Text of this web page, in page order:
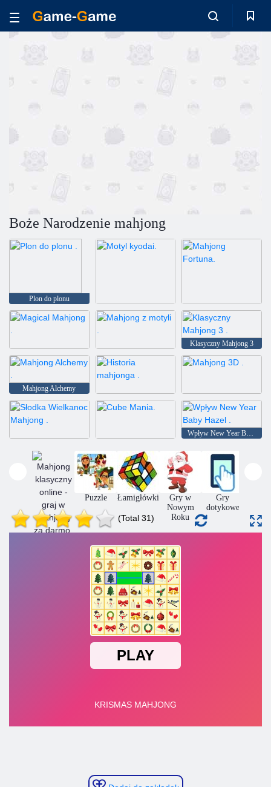
Boże Narodzenie mahjong
Plon do plonu
Motyl kyodai
Mahjong Fortuna
Magical Mahjong Mahjong z motyli
Klasyczny Mahjong 3
Mahjong Alchemy
Historia mahjonga
Mahjong 3D
Wpływ New Year Baby Hazel
dzieci
Puzzle Łamigłówki
Gry w
Nowym
Roku
Gry
dotykowe
(Total 31)